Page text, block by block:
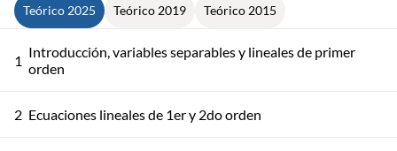
Teórico 2025 Teórico 2019 Teórico 2015
1 Introducción, variables separables y lineales de primer
orden
2 Ecuaciones lineales de 1er y 2do orden